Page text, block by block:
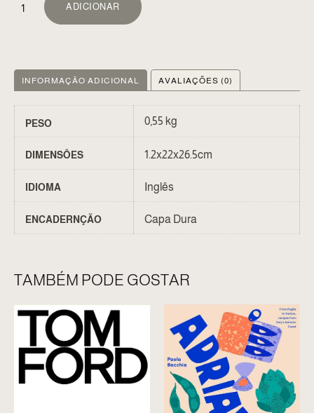
ADICIONAR
INFORMAÇÃO ADICIONAL AVALIAÇÕES (0)
PESO 0,55 kg
DIMENSÔES 1.2x22x26.5cm
IDIOMA Inglês
ENCADERNÇÃO Capa Dura
TAMBÉM PODE GOSTAR